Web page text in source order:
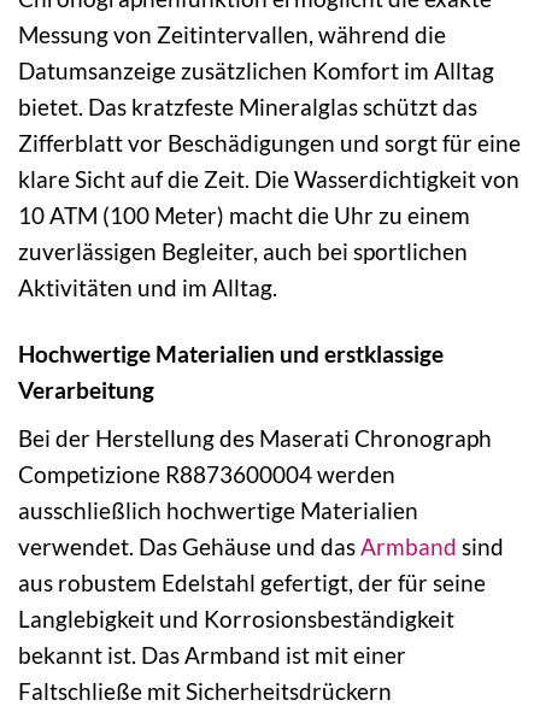
Messung von Zeitintervallen, während die
Datumsanzeige zusätzlichen Komfort im Alltag
bietet. Das kratzfeste Mineralglas schützt das
Zifferblatt vor Beschädigungen und sorgt für eine
klare Sicht auf die Zeit. Die Wasserdichtigkeit von
10 ATM (100 Meter) macht die Uhr zu einem
zuverlässigen Begleiter, auch bei sportlichen
Aktivitäten und im Alltag.
Hochwertige Materialien und erstklassige
Verarbeitung
Bei der Herstellung des Maserati Chronograph
Competizione R8873600004 werden
ausschließlich hochwertige Materialien
verwendet. Das Gehäuse und dasArmband sind
aus robustem Edelstahl gefertigt, der für seine
Langlebigkeit und Korrosionsbeständigkeit
bekannt ist. Das Armband ist mit einer
Faltschließe mit Sicherheitsdrückern